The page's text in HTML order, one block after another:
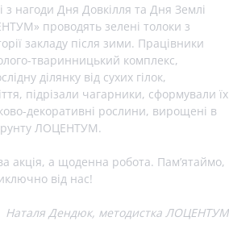
з нагоди Дня Довкілля та Дня Землі
проводять зелені толоки з
закладу після зими. Працівники
тваринницький комплекс,
ділянку від сухих гілок,
підрізали чагарники, сформували їх
декоративні рослини, вирощені в
ЛОЦЕНТУМ.
акція, а щоденна робота. Пам’ятаймо,
від нас!
Наталя Дендюк, методистка ЛОЦЕНТУМ